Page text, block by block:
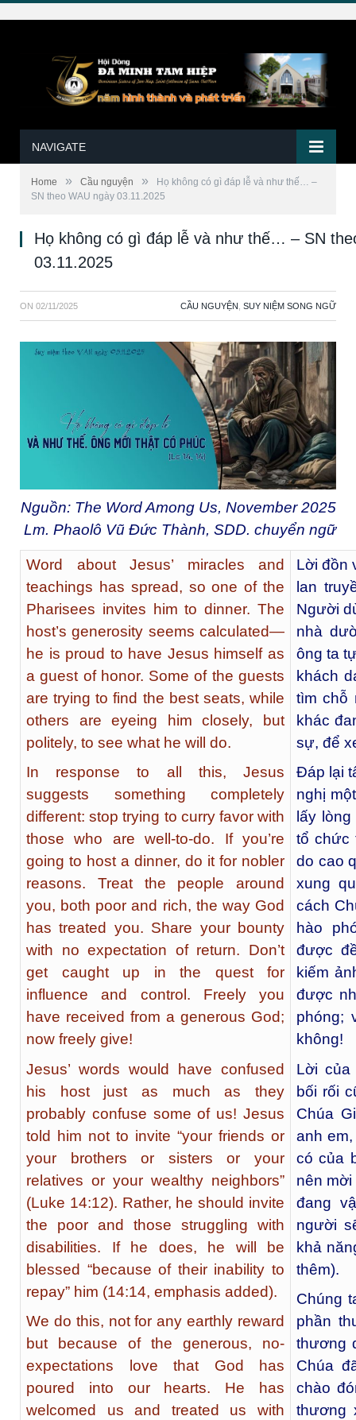
NAVIGATE
Home » Cầu nguyện »
Họ không có gì đáp lễ và như thế… –
SN theo WAU ngày 03.11.2025
Họ không có gì đáp lễ và như thế… – SN
03.11.2025
ON 02/11/2025 CẦU NGUYỆN SUY NIỆM SONG NGỮ
Nguồn: The Word Among Us, November 2025
Lm. Phaolô Vũ Đức Thành, SDD. chuyển ngữ
Word about Jesus’ miracles and
teachings has spread, so one of the
Pharisees invites him to dinner. The
host’s generosity seems calculated—
he is proud to have Jesus himself as
a guest of honor. Some of the guests
are trying to find the best seats, while
others are eyeing him closely, but
politely, to see what he will do.
In response to all this, Jesus
suggests something completely
different: stop trying to curry favor with
those who are well-to-do. If you’re
going to host a dinner, do it for nobler
reasons. Treat the people around
you, both poor and rich, the way God
has treated you. Share your bounty
with no expectation of return. Don’t
get caught up in the quest for
influence and control. Freely you
have received from a generous God;
now freely give!
Jesus’ words would have confused
his host just as much as they
probably confuse some of us! Jesus
told him not to invite “your friends or
your brothers or sisters or your
relatives or your wealthy neighbors”
(Luke 14:12). Rather, he should invite
the poor and those struggling with
disabilities. If he does, he will be
blessed “because of their inability to
repay” him (14:14, emphasis added).
We do this, not for any earthly reward
but because of the generous, no-
expectations love that God has
poured into our hearts. He has
welcomed us and treated us with
Lời đồn
lan
Người
nhà
ông ta
khách
tìm chỗ
khác
sự, để
Đáp lại
nghị
lấy
tổ chức
do cao
xung
cách
hào
được
kiếm
được
phóng;
không!
Lời của
bối rối
Chúa
anh
có của
nên
đang
người
khả
thêm).
Chúng
phần
thương
Chúa
chào
thương